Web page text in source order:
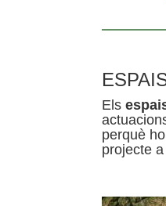
Els
perquè
projecte